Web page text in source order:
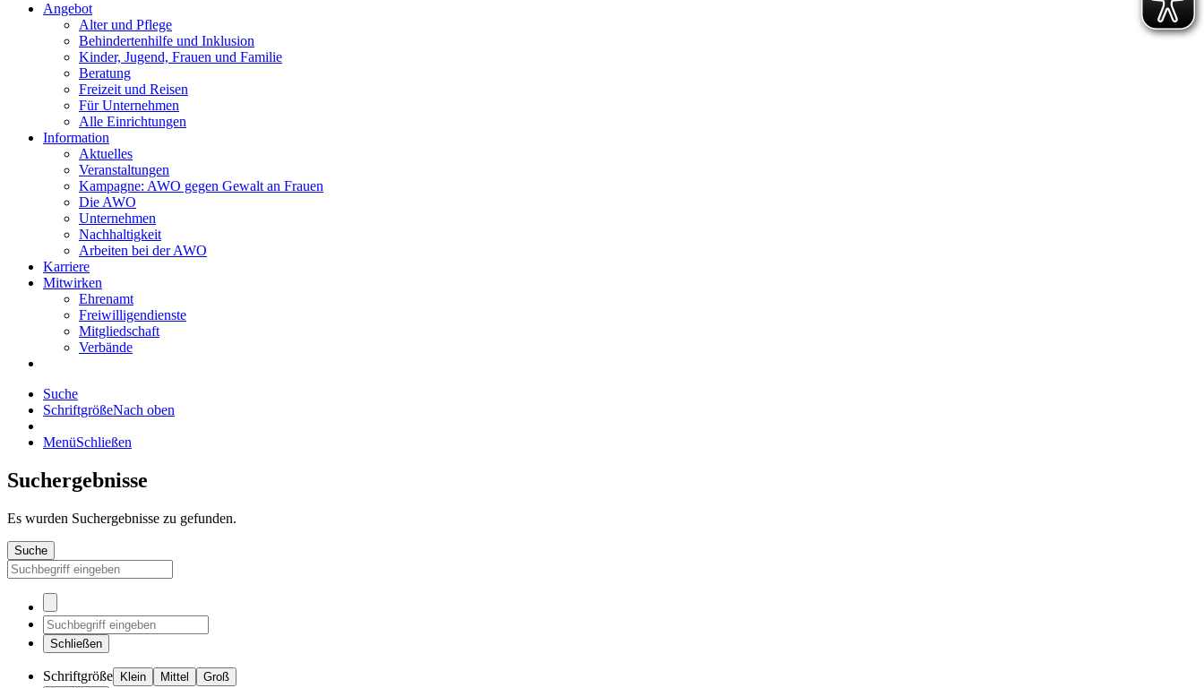
Angebot
Alter und Pflege
Behindertenhilfe und Inklusion
Kinder, Jugend, Frauen und Familie
Beratung
Freizeit und Reisen
Für Unternehmen
Alle Einrichtungen
Information
Aktuelles
Veranstaltungen
Kampagne: AWO gegen Gewalt an Frauen
Die AWO
Unternehmen
Nachhaltigkeit
Arbeiten bei der AWO
Karriere
Mitwirken
Ehrenamt
Freiwilligendienste
Mitgliedschaft
Verbände
Suche
SchriftgrößeNach oben
MenüSchließen
Suchergebnisse
Es wurden Suchergebnisse zu gefunden.
Suche
Schließen
Schriftgröße Klein Mittel
Groß